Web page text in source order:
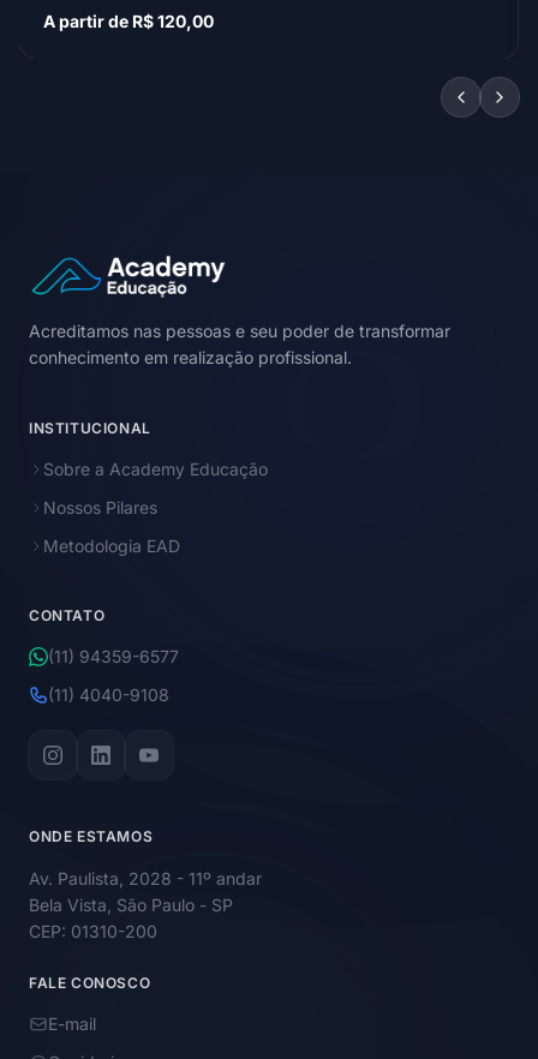
A partir de R$ 120,00
Acreditamos nas pessoas e seu poder de transformar
conhecimento em realização profissional.
INSTITUCIONAL
Sobre a Academy Educação
Nossos Pilares
Metodologia EAD
CONTATO
(11) 94359-6577
(11) 4040-9108
ONDE ESTAMOS
Av. Paulista, 2028 - 11º andar
Bela Vista, São Paulo - SP
CEP: 01310-200
FALE CONOSCO
E-mail